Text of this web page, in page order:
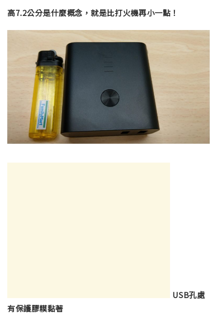
高7.2公分是什麼概念，就是比打火機再小一點！
USB孔處
有保護膠糢黏著